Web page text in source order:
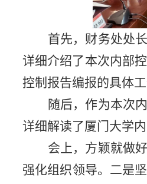
首先，财务处处
详细介绍了本次内部
控制报告编报的具体工
随后，作为本次
详细解读了厦门大学
会上，方颖就做
强化组织领导。二是